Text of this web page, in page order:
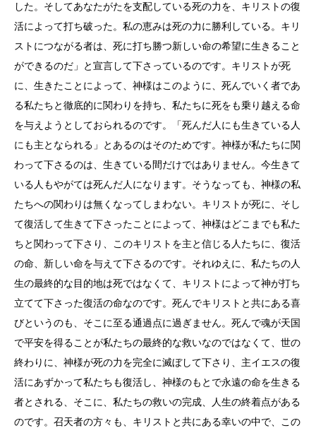
した。そしてあなたがたを支配している死の力を、キリストの復
活によって打ち破った。私の恵みは死の力に勝利している。キリ
ストにつながる者は、死に打ち勝つ新しい命の希望に生きること
ができるのだ」と宣言して下さっているのです。キリストが死
に、生きたことによって、神様はこのように、死んでいく者であ
る私たちと徹底的に関わりを持ち、私たちに死をも乗り越える命
を与えようとしておられるのです。「死んだ人にも生きている人
にも主となられる」とあるのはそのためです。神様が私たちに関
わって下さるのは、生きている間だけではありません。今生きて
いる人もやがては死んだ人になります。そうなっても、神様の私
たちへの関わりは無くなってしまわない。キリストが死に、そし
て復活して生きて下さったことによって、神様はどこまでも私た
ちと関わって下さり、このキリストを主と信じる人たちに、復活
の命、新しい命を与えて下さるのです。それゆえに、私たちの人
生の最終的な目的地は死ではなくて、キリストによって神が打ち
立てて下さった復活の命なのです。死んでキリストと共にある喜
びというのも、そこに至る通過点に過ぎません。死んで魂が天国
で平安を得ることが私たちの最終的な救いなのではなくて、世の
終わりに、神様が死の力を完全に滅ぼして下さり、主イエスの復
活にあずかって私たちも復活し、神様のもとで永遠の命を生きる
者とされる、そこに、私たちの救いの完成、人生の終着点がある
のです。召天者の方々も、キリストと共にある幸いの中で、この